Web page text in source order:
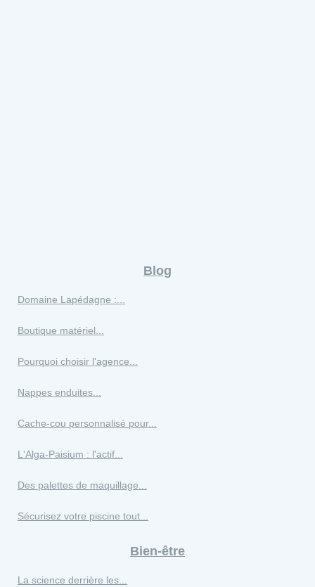
Blog
Domaine Lapédagne :...
Boutique matériel...
Pourquoi choisir l'agence...
Nappes enduites...
Cache-cou personnalisé pour...
L'Alga-Paisium : l'actif...
Des palettes de maquillage...
Sécurisez votre piscine tout...
Bien-être
La science derrière les...